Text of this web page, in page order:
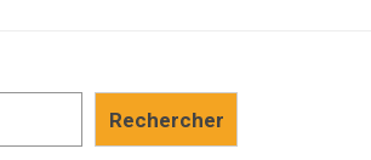
Rechercher